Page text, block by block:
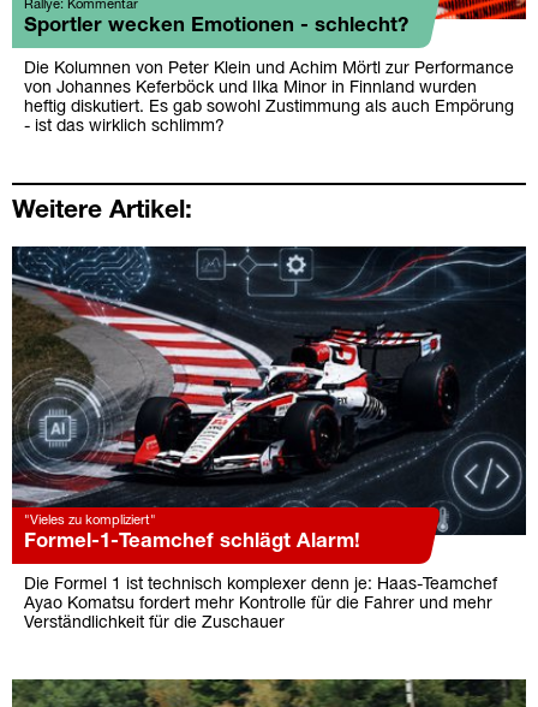
Rallye: Kommentar
Sportler wecken Emotionen - schlecht?
Die Kolumnen von Peter Klein und Achim Mörtl zur Performance
von Johannes Keferböck und Ilka Minor in Finnland wurden
heftig diskutiert. Es gab sowohl Zustimmung als auch Empörung
- ist das wirklich schlimm?
Weitere Artikel:
"Vieles zu kompliziert"
Formel-1-Teamchef schlägt Alarm!
Die Formel 1 ist technisch komplexer denn je: Haas-Teamchef
Ayao Komatsu fordert mehr Kontrolle für die Fahrer und mehr
Verständlichkeit für die Zuschauer